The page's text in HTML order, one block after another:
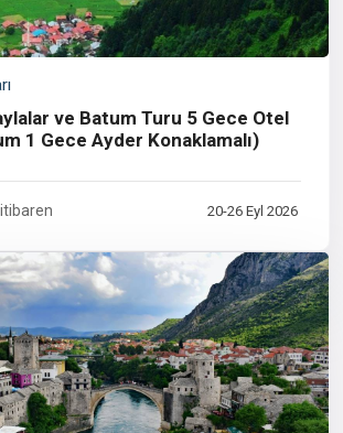
ve Batum Turu 5 Gece Otel
1 Gece Ayder Konaklamalı)
20-26 Eyl 2026